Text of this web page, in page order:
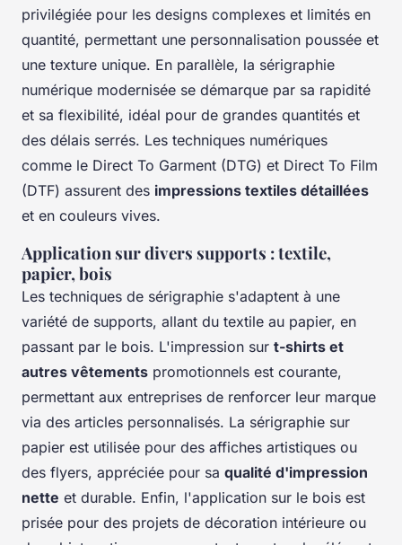
privilégiée pour les designs complexes et limités en
quantité, permettant une personnalisation poussée et
une texture unique. En parallèle, la sérigraphie
numérique modernisée se démarque par sa rapidité
et sa flexibilité, idéal pour de grandes quantités et
des délais serrés. Les techniques numériques
comme le Direct To Garment (DTG) et Direct To Film
(DTF) assurent des impressions textiles détaillées
et en couleurs vives.
Application sur divers supports : textile,
papier, bois
Les techniques de sérigraphie s'adaptent à une
variété de supports, allant du textile au papier, en
passant par le bois. L'impression sur t-shirts et
autres vêtements promotionnels est courante,
permettant aux entreprises de renforcer leur marque
via des articles personnalisés. La sérigraphie sur
papier est utilisée pour des affiches artistiques ou
des flyers, appréciée pour sa qualité d'impression
nette et durable. Enfin, l'application sur le bois est
prisée pour des projets de décoration intérieure ou